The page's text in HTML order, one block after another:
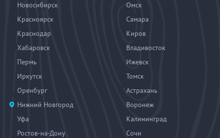
Новосибирск
Омск
Красноярск
Самара
Краснодар
Киров
Хабаровск
Владивосток
Пермь
Ижевск
Иркутск
Томск
Оренбург
Астрахань
Нижний Новгород
Воронеж
Уфа
Калининград
Ростов-на-Дону
Сочи